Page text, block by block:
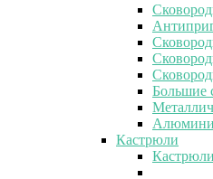
Большие
Кастрюли
Кастрюли